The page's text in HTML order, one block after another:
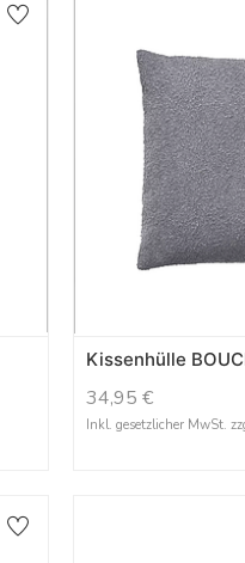
Kissenhülle
34,95 €
Inkl. gesetzlicher MwSt.